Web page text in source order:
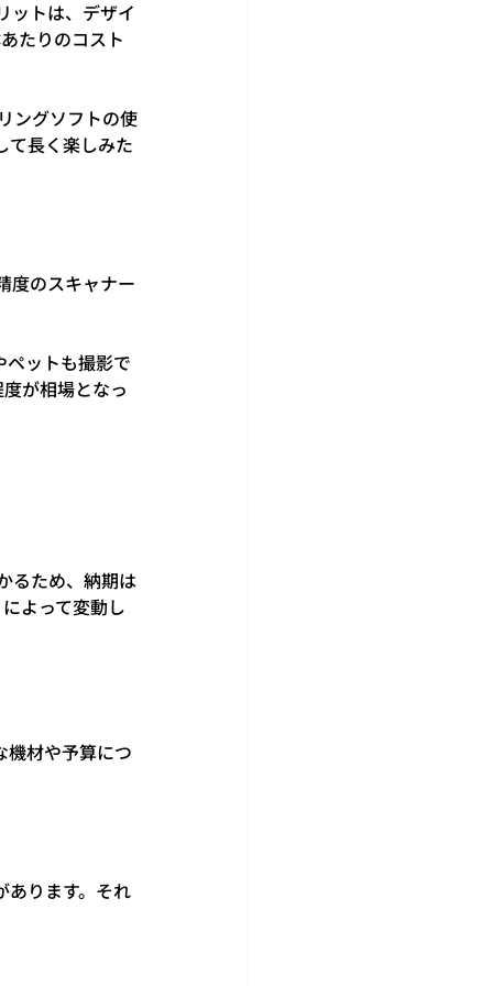
ットは、デザイ
たりのコスト
ングソフトの使
て長く楽しみた
度のスキャナー
ペットも撮影で
が相場となっ
るため、納期は
よって変動し
機材や予算につ
あります。それ